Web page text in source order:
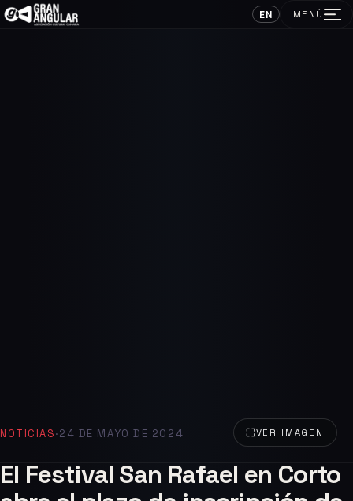
EN MENÚ
VER IMAGEN
NOTICIAS·24 DE MAYO DE 2024
El Festival San Rafael en Corto